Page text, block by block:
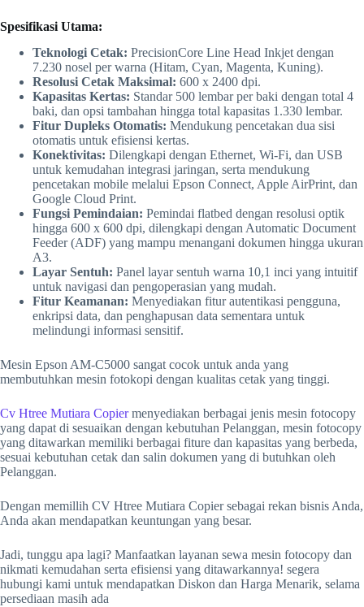
Spesifikasi Utama:
Teknologi Cetak: PrecisionCore Line Head Inkjet dengan
7.230 nosel per warna (Hitam, Cyan, Magenta, Kuning).
Resolusi Cetak Maksimal: 600 x 2400 dpi.
Kapasitas Kertas: Standar 500 lembar per baki dengan total 4
baki, dan opsi tambahan hingga total kapasitas 1.330 lembar.
Fitur Dupleks Otomatis: Mendukung pencetakan dua sisi
otomatis untuk efisiensi kertas.
Konektivitas: Dilengkapi dengan Ethernet, Wi-Fi, dan USB
untuk kemudahan integrasi jaringan, serta mendukung
pencetakan mobile melalui Epson Connect, Apple AirPrint, dan
Google Cloud Print.
Fungsi Pemindaian: Pemindai flatbed dengan resolusi optik
hingga 600 x 600 dpi, dilengkapi dengan Automatic Document
Feeder (ADF) yang mampu menangani dokumen hingga ukuran
A3.
Layar Sentuh: Panel layar sentuh warna 10,1 inci yang intuitif
untuk navigasi dan pengoperasian yang mudah.
Fitur Keamanan: Menyediakan fitur autentikasi pengguna,
enkripsi data, dan penghapusan data sementara untuk
melindungi informasi sensitif.
Mesin Epson AM-C5000 sangat cocok untuk anda yang
membutuhkan mesin fotokopi dengan kualitas cetak yang tinggi.
Cv Htree Mutiara Copiermenyediakan berbagai jenis mesin fotocopy
yang dapat di sesuaikan dengan kebutuhan Pelanggan, mesin fotocopy
yang ditawarkan memiliki berbagai fiture dan kapasitas yang berbeda,
sesuai kebutuhan cetak dan salin dokumen yang di butuhkan oleh
Pelanggan.
Dengan memillih CV Htree Mutiara Copier sebagai rekan bisnis Anda,
Anda akan mendapatkan keuntungan yang besar.
Jadi, tunggu apa lagi? Manfaatkan layanan sewa mesin fotocopy dan
nikmati kemudahan serta efisiensi yang ditawarkannya! segera
hubungi kami untuk mendapatkan Diskon dan Harga Menarik, selama
persediaan masih ada